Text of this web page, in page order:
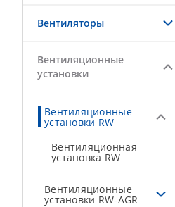
Вентиляторы
Вентиляционные
установки
Вентиляционные
установки RW
Вентиляционная
установка RW
Вентиляционные
установки RW-AGR